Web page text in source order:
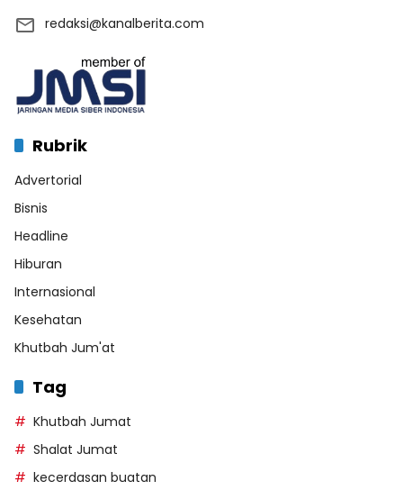
redaksi@kanalberita.com
Rubrik
Advertorial
Bisnis
Headline
Hiburan
Internasional
Kesehatan
Khutbah Jum'at
Tag
Khutbah Jumat
Shalat Jumat
kecerdasan buatan